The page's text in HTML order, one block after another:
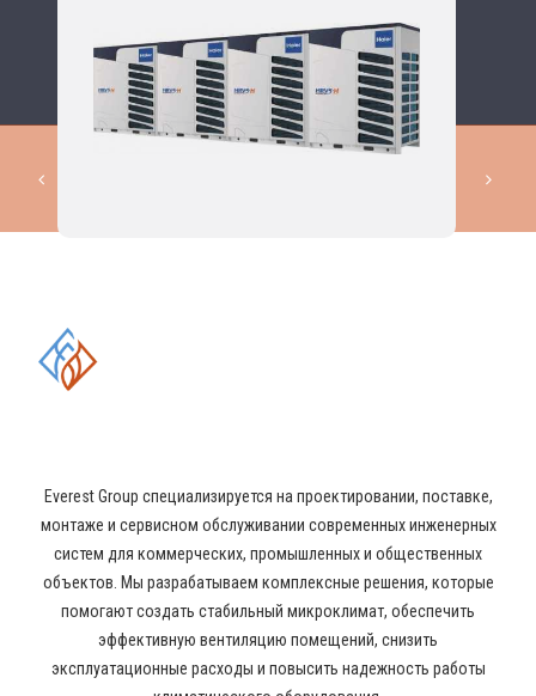
Everest Group специализируется на проектировании, поставке,
монтаже и сервисном обслуживании современных инженерных
систем для коммерческих, промышленных и общественных
объектов. Мы разрабатываем комплексные решения, которые
помогают создать стабильный микроклимат, обеспечить
эффективную вентиляцию помещений, снизить
эксплуатационные расходы и повысить надежность работы